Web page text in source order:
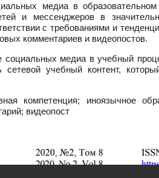
медиа в
и мессенджеров в
с требованиями и
комментариев и видеопостов.
социальных медиа в учебный
учебный контент,
компетенция; иноязычное
видеопост